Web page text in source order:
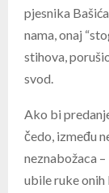
pjesnika
nama, onaj
stihova,
svod.
Ako bi
čedo, između
neznabožaca
ubile ruke onih